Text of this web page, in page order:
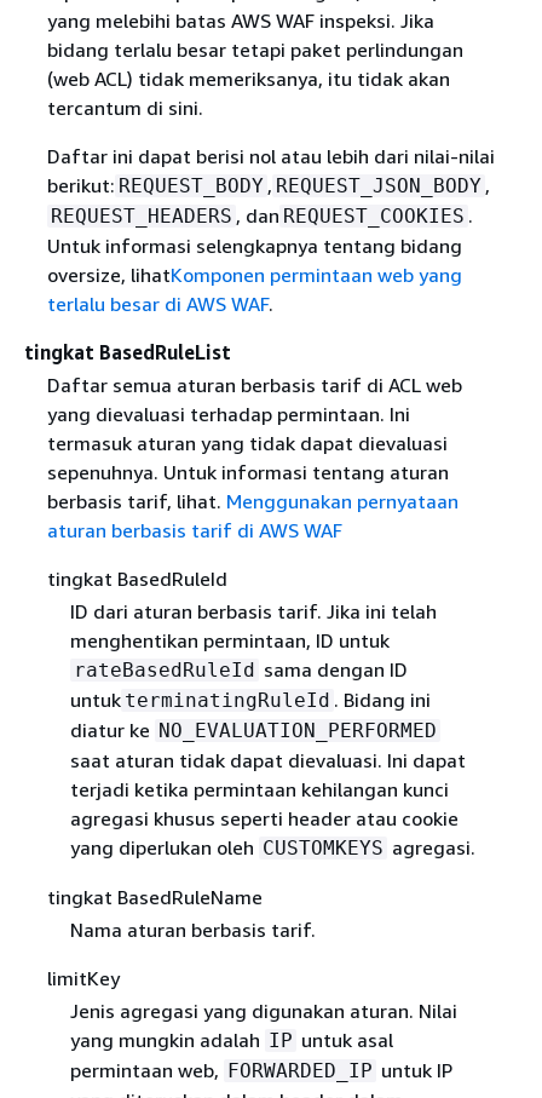
yang melebihi batas AWS WAF inspeksi. Jika
bidang terlalu besar tetapi paket perlindungan
(web ACL) tidak memeriksanya, itu tidak akan
tercantum di sini.
Daftar ini dapat berisi nol atau lebih dari nilai-nilai
berikut: REQUEST_BODY , REQUEST_JSON_BODY ,
REQUEST_HEADERS , dan REQUEST_COOKIES .
Untuk informasi selengkapnya tentang bidang
oversize, lihatKomponen permintaan web yang
terlalu besar di AWS WAF.
tingkat BasedRuleList
Daftar semua aturan berbasis tarif di ACL web
yang dievaluasi terhadap permintaan. Ini
termasuk aturan yang tidak dapat dievaluasi
sepenuhnya. Untuk informasi tentang aturan
berbasis tarif, lihat. Menggunakan pernyataan
aturan berbasis tarif di AWS WAF
tingkat BasedRuleId
ID dari aturan berbasis tarif. Jika ini telah
menghentikan permintaan, ID untuk
rateBasedRuleId sama dengan ID
untuk terminatingRuleId . Bidang ini
diatur ke NO_EVALUATION_PERFORMED
saat aturan tidak dapat dievaluasi. Ini dapat
terjadi ketika permintaan kehilangan kunci
agregasi khusus seperti header atau cookie
yang diperlukan oleh CUSTOMKEYS agregasi.
tingkat BasedRuleName
Nama aturan berbasis tarif.
limitKey
Jenis agregasi yang digunakan aturan. Nilai
yang mungkin adalah IP untuk asal
permintaan web, FORWARDED_IP untuk IP